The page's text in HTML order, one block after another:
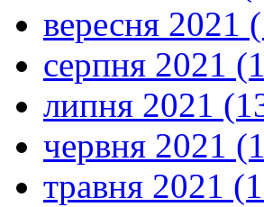
вересня 2021
серпня 2021
липня 2021
червня 2021
травня 2021